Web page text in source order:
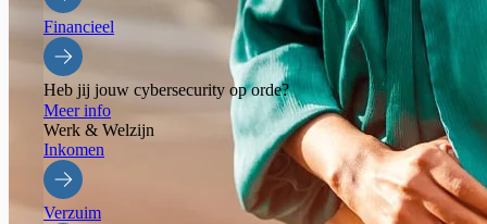
Financieel
Heb jij jouw cybersecurity op orde?
Meer info
Werk & Welzijn
Inkomen
Verzuim